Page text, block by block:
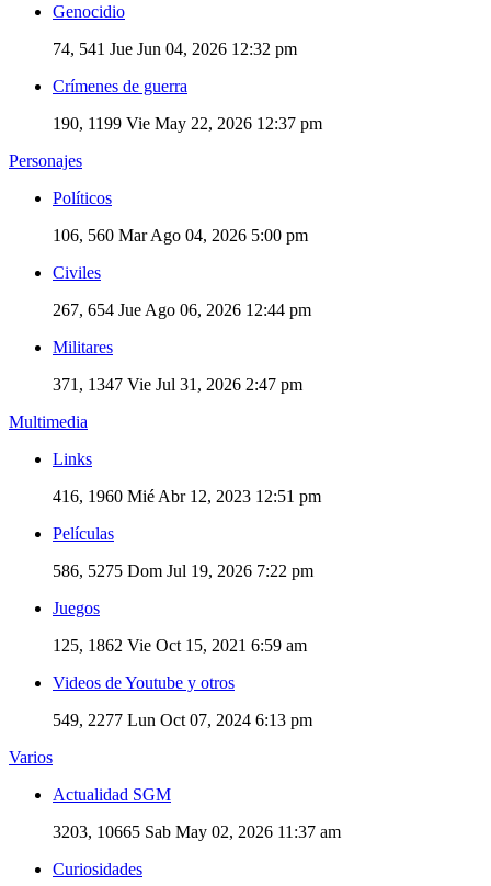
Genocidio
74, 541 Jue Jun 04, 2026 12:32 pm
Crímenes de guerra
190, 1199 Vie May 22, 2026 12:37 pm
Personajes
Políticos
106, 560 Mar Ago 04, 2026 5:00 pm
Civiles
267, 654 Jue Ago 06, 2026 12:44 pm
Militares
371, 1347 Vie Jul 31, 2026 2:47 pm
Multimedia
Links
416, 1960 Mié Abr 12, 2023 12:51 pm
Películas
586, 5275 Dom Jul 19, 2026 7:22 pm
Juegos
125, 1862 Vie Oct 15, 2021 6:59 am
Videos de Youtube y otros
549, 2277 Lun Oct 07, 2024 6:13 pm
Varios
Actualidad SGM
3203, 10665 Sab May 02, 2026 11:37 am
Curiosidades